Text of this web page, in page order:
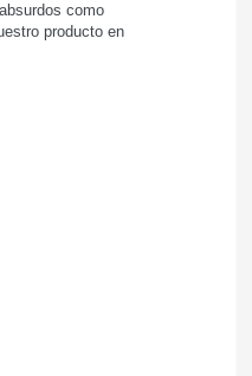
como
producto en